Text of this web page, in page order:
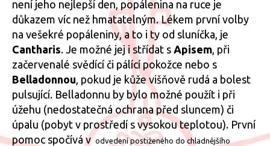
není jeho nejlepší den, popálenina na ruce je
důkazem víc než hmatatelným. Lékem první volby
na vešekré popáleniny, a to i ty od sluníčka, je
Cantharis. Je možné jej i střídat s Apisem , při
začervenalé svědící či pálící pokožce nebo s
Belladonnou , pokud je kůže višňově rudá a bolest
pulsující. Belladonnu by bylo možné použít i při
úžehu (nedostatečná ochrana před sluncem) či
úpalu (pobyt v prostředí s vysokou teplotou). První
pomoc spočívá v odvedení postiženého do chladnějšího